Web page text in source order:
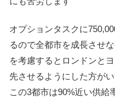
オプションタスクに
るので全都市を成長させ
を考慮するとロンドンと
先させるようにした方が
この3都市は90%近い供給